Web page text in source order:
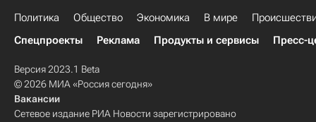
Политика Общество Экономика В мире
Спецпроекты
Реклама Продукты и сервисы Пресс-
Версия 2023.1 Beta
© 2026 МИА «Россия сегодня»
Вакансии
Сетевое издание РИА Новости зарегистрировано